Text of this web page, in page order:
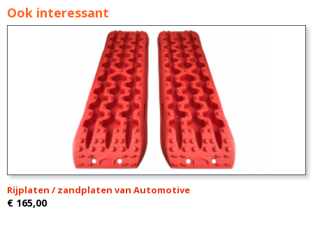
Ook interessant
Rijplaten / zandplaten van Automotive
€ 165,00